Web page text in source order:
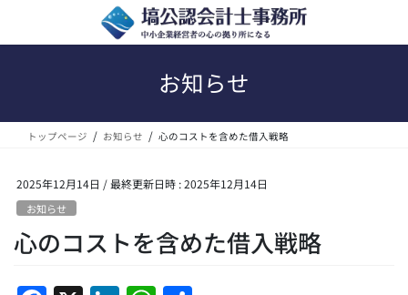
テ
ス
ゲ
ン
お知らせ
トップページ お知らせ 心のコストを含めた借入戦略
2025年12月14日 / 最終更新日時 :2025年12月14日
お知らせ
心のコストを含めた借入戦略